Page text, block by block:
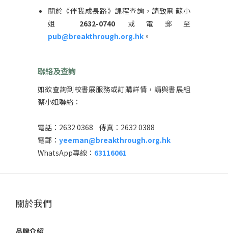
關於《伴我成長路》課程查詢，請致電 蘇小
姐 2632-0740或電郵至
pub@breakthrough.org.hk 。
聯絡及查詢
如欲查詢到校書展服務或訂購詳情，請與書展組
蔡小姐聯絡：
電話：2632 0368 傳真：2632 0388
電郵： yeeman@breakthrough.org.hk
WhatsApp專線： 63116061
關於我們